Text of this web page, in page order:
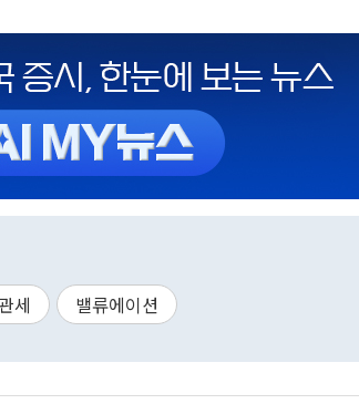
세 밸류에이션